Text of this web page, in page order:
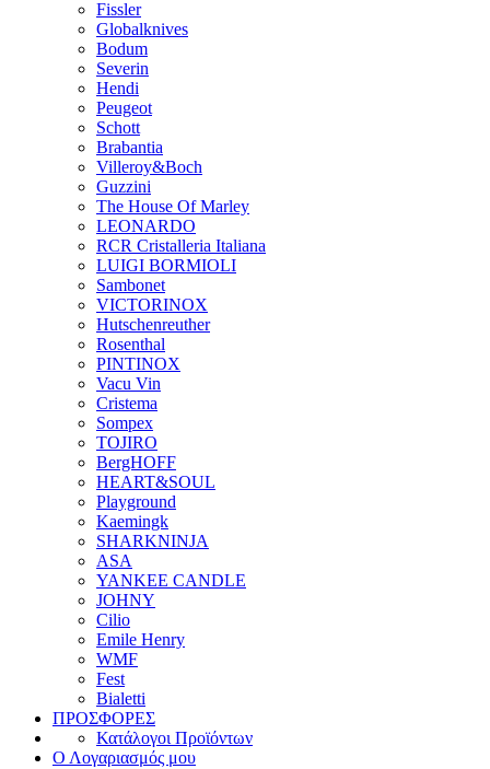
Fissler
Globalknives
Bodum
Severin
Hendi
Peugeot
Schott
Brabantia
Villeroy&Boch
Guzzini
The House Of Marley
LEONARDO
RCR Cristalleria Italiana
LUIGI BORMIOLI
Sambonet
VICTORINOX
Hutschenreuther
Rosenthal
PINTINOX
Vacu Vin
Cristema
Sompex
TOJIRO
BergHOFF
HEART&SOUL
Playground
Kaemingk
SHARKNINJA
ASA
YANKEE CANDLE
JOHNY
Cilio
Emile Henry
WMF
Fest
Bialetti
ΠΡΟΣΦΟΡΕΣ
Κατάλογοι Προϊόντων
Ο Λογαριασμός μου